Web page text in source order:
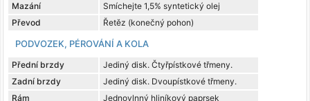
Mazání
Smíchejte 1,5% syntetický olej
Převod
Řetěz (konečný pohon)
PODVOZEK, PÉROVÁNÍ A KOLA
Přední brzdy
Jediný disk. Čtyřpístkové třmeny.
Zadní brzdy
Jediný disk. Dvoupístkové třmeny.
Rám
Jednovlnný hliníkový paprsek